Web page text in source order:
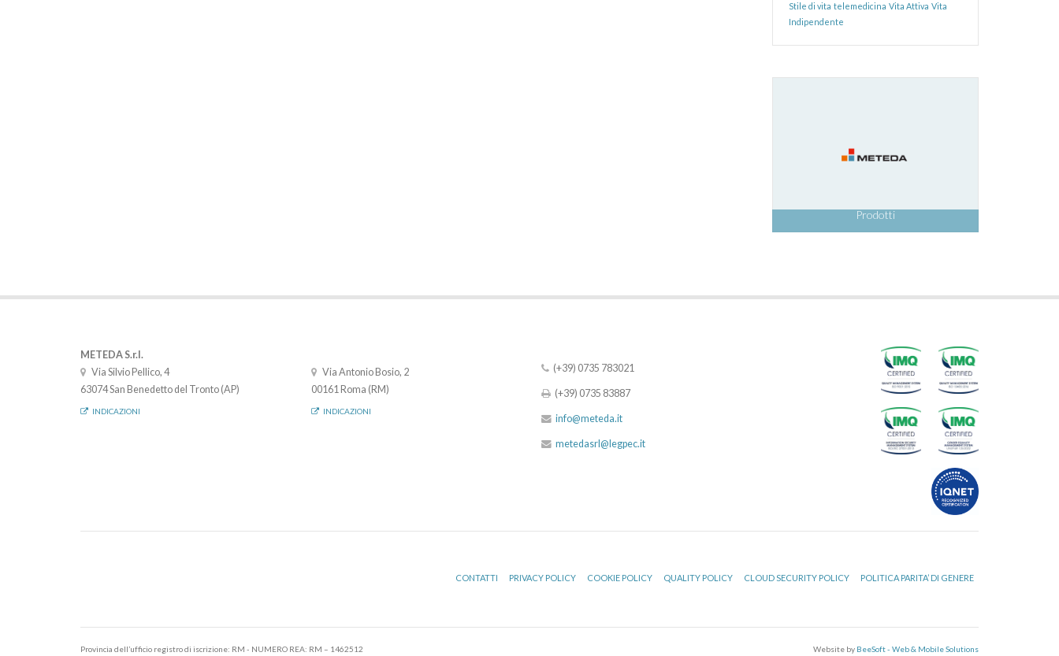
Stile di vita telemedicina Vita Attiva Vita
Indipendente
Prodotti
METEDA S.r.l.
Via Silvio Pellico, 4
63074 San Benedetto del Tronto (AP)
INDICAZIONI
Via Antonio Bosio, 2
00161 Roma (RM)
INDICAZIONI
(+39) 0735 783021
(+39) 0735 83887
info@meteda.it
metedasrl@legpec.it
CONTATTI PRIVACY POLICY COOKIE POLICY QUALITY POLICY CLOUD SECURITY POLICY POLITICA PARITA’ DI GENERE
Provincia dell’ufficio registro di iscrizione: RM - NUMERO REA: RM – 1462512
Website by BeeSoft - Web & Mobile Solutions